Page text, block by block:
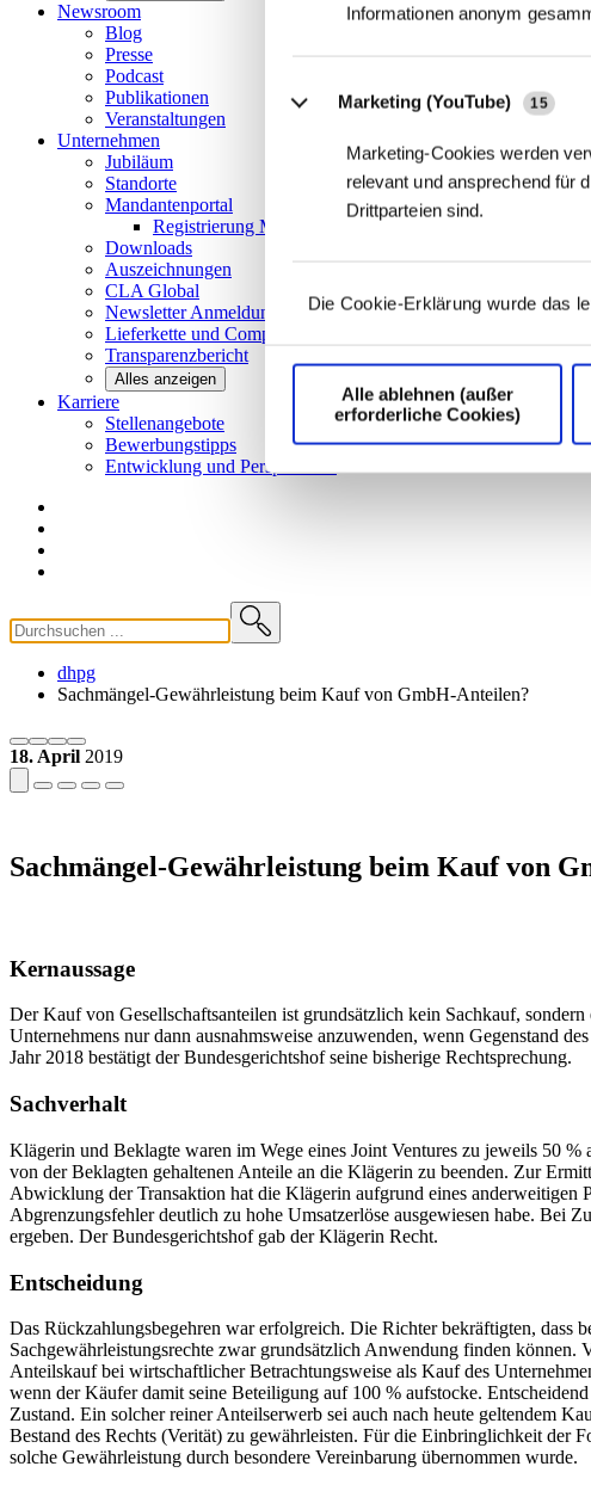
Informationen anonym
Marketing (YouTube) 15
Marketing-Cookies werden
relevant und ansprechend für
Drittparteien sind.
Die Cookie-Erklärung wurde das
Alle ablehnen (außer
erforderliche Cookies)
Newsroom
Blog
Presse
Podcast
Publikationen
Veranstaltungen
Unternehmen
Jubiläum
Standorte
Mandantenportal
Registrierung Mandantenportal
Downloads
Auszeichnungen
CLA Global
NewsletterAnmeldung
Lieferkette und Compliance
Transparenzbericht
Alles anzeigen
Karriere
Stellenangebote
Bewerbungstipps
Entwicklung und Perspektiven
dhpg
Sachmängel-Gewährleistung beim Kauf von GmbH-Anteilen?
18. April 2019
Sachmängel-Gewährleistung beim Kauf von
Kernaussage
Der Kauf von Gesellschaftsanteilen ist grundsätzlich kein Sachkauf,
Unternehmens nur dann ausnahmsweise anzuwenden, wenn Gegenstand
Jahr 2018 bestätigt der Bundesgerichtshof seine bisherige Rechtsprechung.
Sachverhalt
Klägerin und Beklagte waren im Wege eines Joint Ventures zu jeweils 50
von der Beklagten gehaltenen Anteile an die Klägerin zu beenden. Zur
Abwicklung der Transaktion hat die Klägerin aufgrund eines anderweitigen
Abgrenzungsfehler deutlich zu hohe Umsatzerlöse ausgewiesen habe. Bei
ergeben. Der Bundesgerichtshof gab der Klägerin Recht.
Entscheidung
Das Rückzahlungsbegehren war erfolgreich. Die Richter bekräftigten,
Sachgewährleistungsrechte zwar grundsätzlich Anwendung finden können.
Anteilskauf bei wirtschaftlicher Betrachtungsweise als Kauf des
wenn der Käufer damit seine Beteiligung auf 100 % aufstocke.
Zustand. Ein solcher reiner Anteilserwerb sei auch nach heute geltendem
Bestand des Rechts (Verität) zu gewährleisten. Für die Einbringlichkeit der
solche Gewährleistung durch besondere Vereinbarung übernommen wurde.